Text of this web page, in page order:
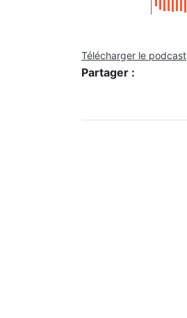
Télécharger le podcast
Partager :